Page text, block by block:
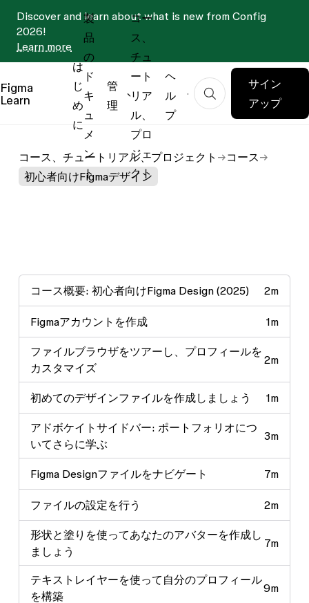
Discover and learn about what is new from Config
2026!
Learn more
Figma
Learn
は
じ
め
に
製
品
の
ド
キ
ュ
メ
ン
ト
管
理
コー
ス、
チュ
ート
リア
ル、
プロ
ジェ
クト
ヘ
ル
プ
サイン
アップ
コース、チュートリアル、プロジェクト
コース
初心者向けFigmaデザイン
コース概要: 初心者向けFigma Design (2025) 2m
Figmaアカウントを作成 1m
ファイルブラウザをツアーし、プロフィールを
カスタマイズ
2m
初めてのデザインファイルを作成しましょう 1m
アドボケイトサイドバー: ポートフォリオにつ
いてさらに学ぶ
3m
Figma Designファイルをナビゲート 7m
ファイルの設定を行う 2m
形状と塗りを使ってあなたのアバターを作成し
ましょう
7m
テキストレイヤーを使って自分のプロフィール
を構築
9m